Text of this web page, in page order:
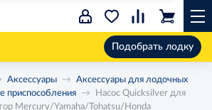
Подобрать лодку
Аксессуары
Аксессуары для лодочных
приспособления
Насос Quicksilver для
Mercury/Yamaha/Tohatsu/Honda